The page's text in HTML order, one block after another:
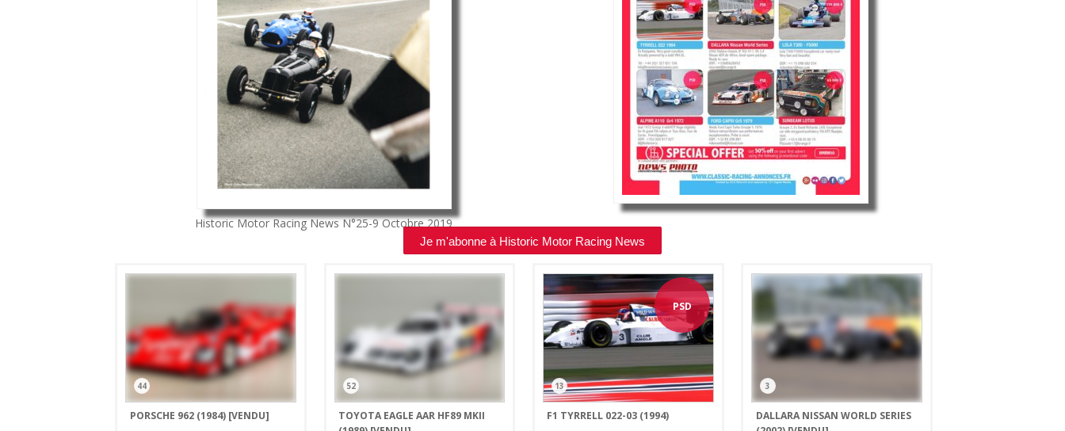
Historic Motor Racing NewsN°25-9Octobre 2019
Je m'abonne à Historic Motor Racing News
44
PORSCHE 962 (1984) [VENDU]
52
TOYOTA EAGLE AAR HF89 MKII
PSD
13
F1 TYRRELL 022-03 (1994)
3
DALLARA NISSAN WORLD SERIES